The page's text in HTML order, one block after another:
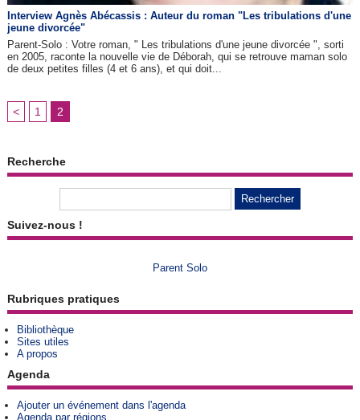
Interview Agnès Abécassis : Auteur du roman "Les tribulations d'une
jeune divorcée"
Parent-Solo : Votre roman, " Les tribulations d'une jeune divorcée ", sorti
en 2005, raconte la nouvelle vie de Déborah, qui se retrouve maman solo
de deux petites filles (4 et 6 ans), et qui doit...
< 1 2
Recherche
Suivez-nous !
Parent Solo
Rubriques pratiques
Bibliothèque
Sites utiles
A propos
Agenda
Ajouter un événement dans l'agenda
Agenda par régions